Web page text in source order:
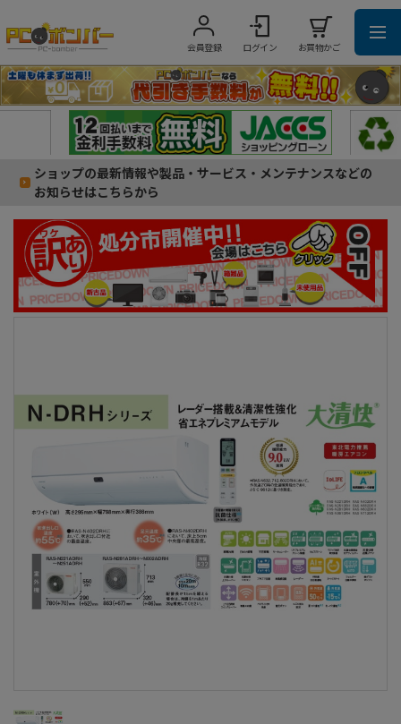
会員登録 ログイン お買物かご
ショップの最新情報や製品・サービス・メンテナンスなどの
お知らせはこちらから